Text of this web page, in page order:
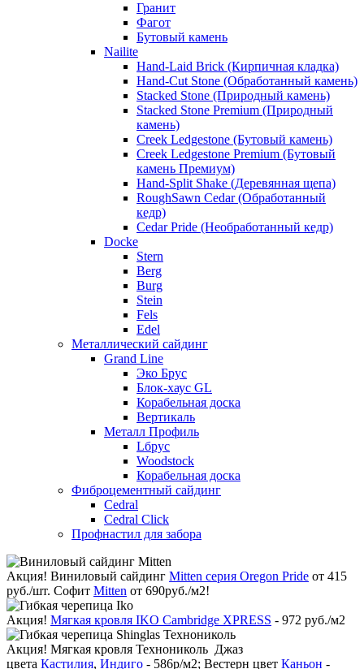
Гранит
Фагот
Бутовый камень
Nailite
Hand-Laid Brick (Кирпичная кладка)
Hand-Cut Stone (Обработанный камень)
Stacked Stone (Природный камень)
Stacked Stone Premium (Природный
камень)
Creek Ledgestone (Бутовый камень)
Creek Ledgestone Premium (Бутовый
камень Премиум)
Hand-Split Shake (Деревянная щепа)
RoughSawn Cedar (Обработанный
кедр)
Cedar Pride (Необработанный кедр)
Docke
Stern
Berg
Burg
Stein
Fels
Edel
Металлический сайдинг
Grand Line
Эко Брус
Блок-хаус GL
Корабельная доска
Вертикаль
Металл Профиль
Lбрус
Woodstock
Корабельная доска
Фиброцементный сайдинг
Cedral
Cedral Click
Профнастил для забора
Акция! Виниловый сайдинг Mitten серия Oregon Pride от 415
руб./шт. Софит Mitten от 690руб./м2!
Акция! Мягкая кровля IKO Cambridge XPRESS - 972 руб./м2
Акция! Мягкая кровля Технониколь Джаз
цвета Кастилия, Индиго - 586р/м2; Вестерн цвет Каньон -